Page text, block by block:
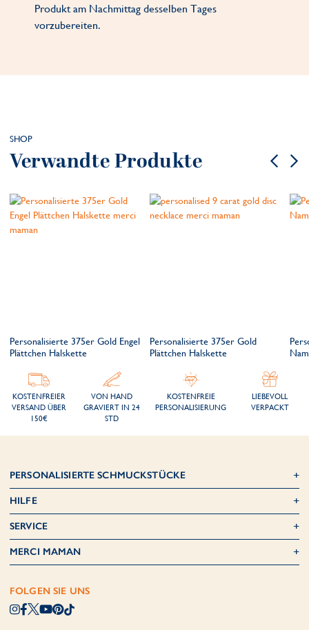
Produkt am Nachmittag desselben Tages
vorzubereiten.
SHOP
Verwandte Produkte
Personalisierte 375er Gold Engel
Plättchen Halskette
Personalisierte 375er Gold
Plättchen Halskette
KOSTENFREIER
VERSAND ÜBER
150€
VON HAND
GRAVIERT IN 24
STD
KOSTENFREIE
PERSONALISIERUNG
LIEBEVOLL
VERPACKT
PERSONALISIERTE SCHMUCKSTÜCKE
HILFE
SERVICE
MERCI MAMAN
FOLGEN SIE UNS